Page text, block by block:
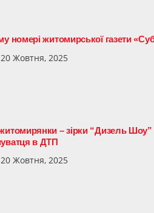
номері житомирської газети
Жовтня, 2025
– зірки “Дизель
в ДТП
Жовтня, 2025